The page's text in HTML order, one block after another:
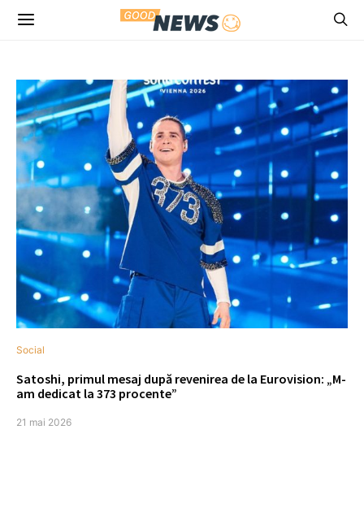
Social
Satoshi, primul mesaj după revenirea de la Eurovision: „M-
am dedicat la 373 procente”
21 mai 2026